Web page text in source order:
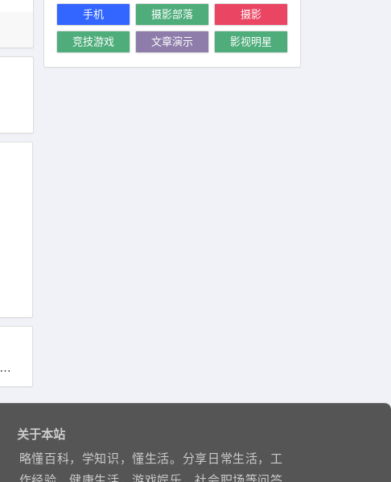
手机 摄影部落 摄影
竞技游戏 文章演示 影视明星
关于本站
略懂百科，学知识，懂生活。分享日常生活，工